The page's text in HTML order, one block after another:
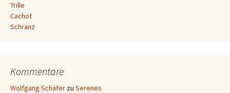
Trille
Cachot
Schranz
Kommentare
Wolfgang Schäfer zu Serenes